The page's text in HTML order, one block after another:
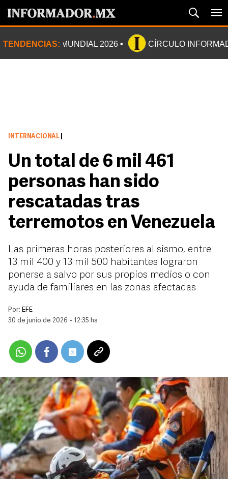
TENDENCIAS: MUNDIAL 2026 CÍRCULO
INTERNACIONAL
Un total de 6 mil 461
personas han sido
rescatadas tras
terremotos en Venezuela
Las primeras horas posteriores al sismo, entre
13 mil 400 y 13 mil 500 habitantes lograron
ponerse a salvo por sus propios medios o con
ayuda de familiares en las zonas afectadas
Por: EFE
30 de junio de 2026 - 12:35 hs